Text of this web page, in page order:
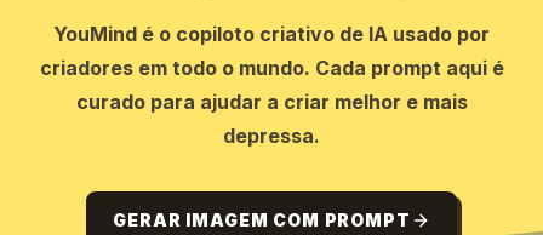
YouMind é o copiloto criativo de IA usado por
criadores em todo o mundo. Cada prompt aqui é
curado para ajudar a criar melhor e mais
depressa.
GERAR IMAGEM COM PROMPT